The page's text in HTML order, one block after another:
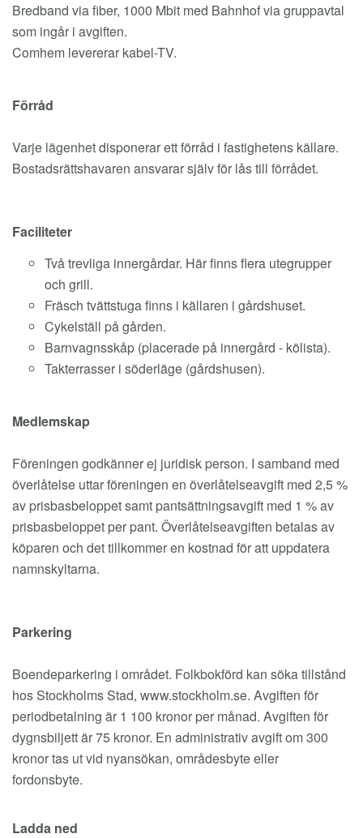
Bredband via fiber, 1000 Mbit med Bahnhof via gruppavtal
som ingår i avgiften.
Comhem levererar kabel-TV.
Förråd
Varje lägenhet disponerar ett förråd i fastighetens källare.
Bostadsrättshavaren ansvarar själv för lås till förrådet.
Faciliteter
Två trevliga innergårdar. Här finns flera utegrupper
och grill.
Fräsch tvättstuga finns i källaren i gårdshuset.
Cykelställ på gården.
Barnvagnsskåp (placerade på innergård - kölista).
Takterrasser i söderläge (gårdshusen).
Medlemskap
Föreningen godkänner ej juridisk person. I samband med
överlåtelse uttar föreningen en överlåtelseavgift med 2,5 %
av prisbasbeloppet samt pantsättningsavgift med 1 % av
prisbasbeloppet per pant. Överlåtelseavgiften betalas av
köparen och det tillkommer en kostnad för att uppdatera
namnskyltarna.
Parkering
Boendeparkering i området. Folkbokförd kan söka tillstånd
hos Stockholms Stad, www.stockholm.se. Avgiften för
periodbetalning är 1 100 kronor per månad. Avgiften för
dygnsbiljett är 75 kronor. En administrativ avgift om 300
kronor tas ut vid nyansökan, områdesbyte eller
fordonsbyte.
Ladda ned